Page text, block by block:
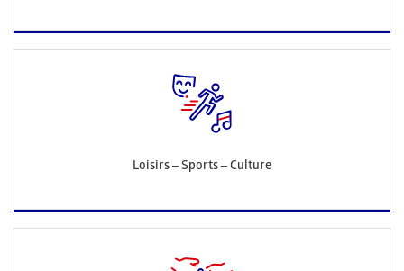
Loisirs – Sports – Culture